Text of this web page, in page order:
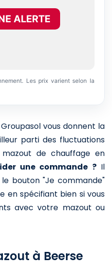
ALERTE
Les prix varient selon la
vous donnent la
parti des fluctuations
de chauffage en
une commande ?Il
bouton "Je commande"
en spécifiant bien si vous
avec votre mazout ou
à Beerse